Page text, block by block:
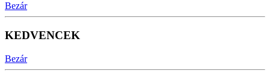
Bezár
KEDVENCEK
Bezár